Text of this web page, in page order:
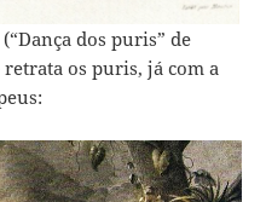
dos puris” de
os puris, já com a